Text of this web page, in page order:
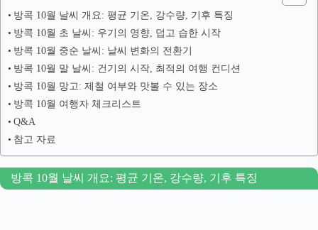
방콕 10월 날씨 개요: 평균 기온, 강수량, 기후 특징
방콕 10월 초 날씨: 우기의 영향, 덥고 습한 시작
방콕 10월 중순 날씨: 날씨 변화의 전환기
방콕 10월 말 날씨: 건기의 시작, 최적의 여행 컨디션
방콕 10월 망고: 제철 여부와 맛볼 수 있는 장소
방콕 10월 여행자 체크리스트
Q&A
참고 자료
방콕 10월 날씨 개요: 평균 기온, 강수량, 기후 특징